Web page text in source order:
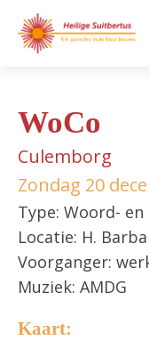
WoCo
Culemborg
Zondag 20
Type: Woord-
Locatie: H.
Voorganger:
Muziek: AMDG
Kaart: